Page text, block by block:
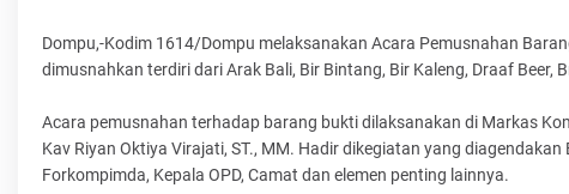
Dompu,-Kodim 1614/Dompu melaksanakan Acara Pemusnahan
dimusnahkan terdiri dari Arak Bali, Bir Bintang, Bir Kaleng, Draaf
Acara pemusnahan terhadap barang bukti dilaksanakan di Markas
Kav Riyan Oktiya Virajati, ST., MM. Hadir dikegiatan yang
Forkompimda, Kepala OPD, Camat dan elemen penting lainnya.